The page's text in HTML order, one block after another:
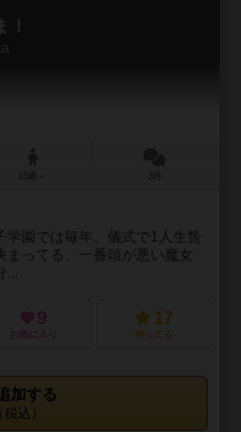
園では毎年、儀式で1人生贄
ってる、一番頭が悪い魔女
...
9
お気に入り
17
持ってる
加する
込）